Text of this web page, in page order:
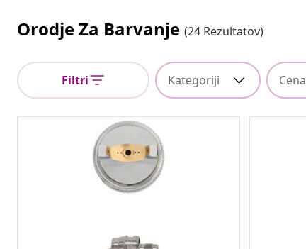
Orodje Za Barvanje (24 Rezultatov)
Filtri Kategoriji Cena